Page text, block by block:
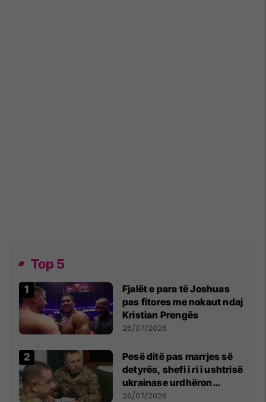
Top 5
Fjalët e para të Joshuas
pas fitores me nokaut ndaj
Kristian Prengës
26/07/2026
Pesë ditë pas marrjes së
detyrës, shefi i ri i ushtrisë
ukrainase urdhëron
kontroll të madh
26/07/2026